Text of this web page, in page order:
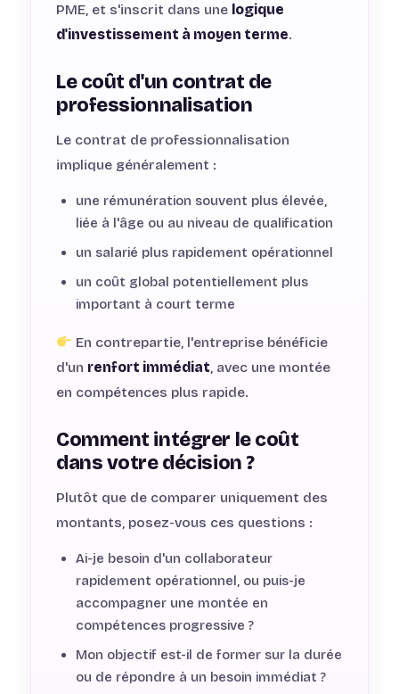
PME, et s'inscrit dans une logique
d'investissement à moyen terme.
Le coût d'un contrat de
professionnalisation
Le contrat de professionnalisation
implique généralement :
une rémunération souvent plus élevée,
liée à l'âge ou au niveau de qualification
un salarié plus rapidement opérationnel
un coût global potentiellement plus
important à court terme
En contrepartie, l'entreprise bénéficie
d'un renfort immédiat, avec une montée
en compétences plus rapide.
Comment intégrer le coût
dans votre décision ?
Plutôt que de comparer uniquement des
montants, posez-vous ces questions :
Ai-je besoin d'un collaborateur
rapidement opérationnel, ou puis-je
accompagner une montée en
compétences progressive ?
Mon objectif est-il de former sur la durée
ou de répondre à un besoin immédiat ?